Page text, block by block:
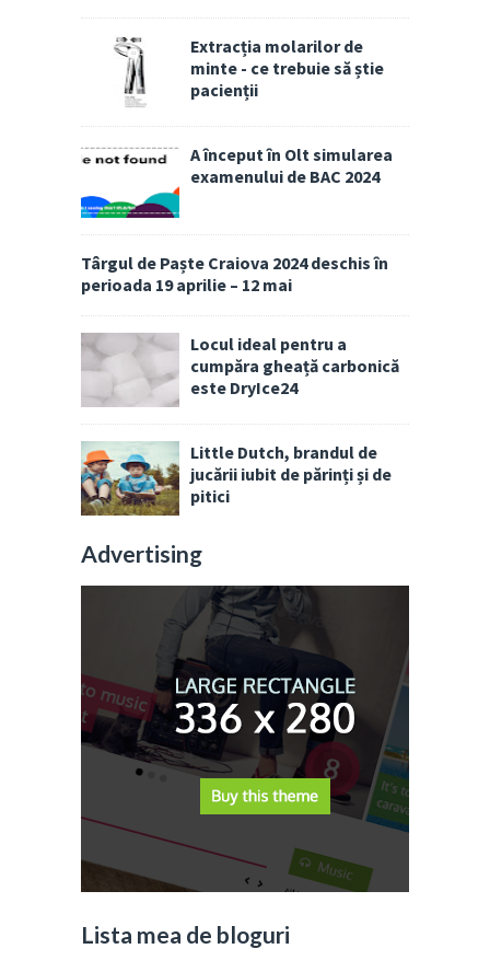
Extracția molarilor de
minte - ce trebuie să știe
pacienții
A început în Olt simularea
examenului de BAC 2024
Târgul de Paște Craiova 2024 deschis în
perioada 19 aprilie – 12 mai
Locul ideal pentru a
cumpăra gheață carbonică
este DryIce24
Little Dutch, brandul de
jucării iubit de părinți și de
pitici
Advertising
Lista mea de bloguri